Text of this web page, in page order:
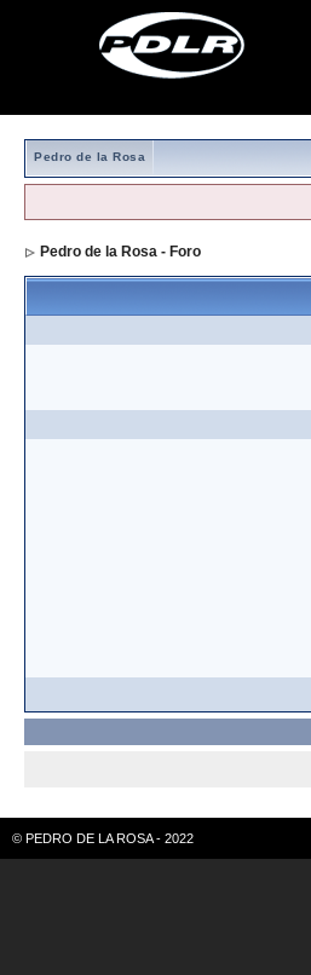
Pedro de la Rosa
Pedro de la Rosa - Foro
© PEDRO DE LA ROSA - 2022